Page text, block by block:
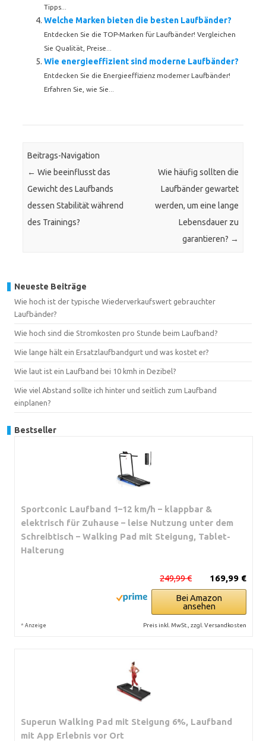
Tipps...
Welche Marken bieten die besten Laufbänder?
Entdecken Sie die TOP-Marken für Laufbänder! Vergleichen
Sie Qualität, Preise...
Wie energieeffizient sind moderne Laufbänder?
Entdecken Sie die Energieeffizienz moderner Laufbänder!
Erfahren Sie, wie Sie...
Beitrags-Navigation
← Wie beeinflusst das
Gewicht des Laufbands
dessen Stabilität während
des Trainings?
Wie häufig sollten die
Laufbänder gewartet
werden, um eine lange
Lebensdauer zu
garantieren? →
Neueste Beiträge
Wie hoch ist der typische Wiederverkaufswert gebrauchter
Laufbänder?
Wie hoch sind die Stromkosten pro Stunde beim Laufband?
Wie lange hält ein Ersatzlaufbandgurt und was kostet er?
Wie laut ist ein Laufband bei 10 kmh in Dezibel?
Wie viel Abstand sollte ich hinter und seitlich zum Laufband
einplanen?
Bestseller
Sportconic Laufband 1–12 km/h – klappbar &
elektrisch für Zuhause – leise Nutzung unter dem
Schreibtisch – Walking Pad mit Steigung, Tablet-
Halterung
169,99 €
249,99 €
Bei Amazon
ansehen
* Anzeige Preis inkl. MwSt., zzgl. Versandkosten
Superun Walking Pad mit Steigung 6%, Laufband
mit App Erlebnis vor Ort